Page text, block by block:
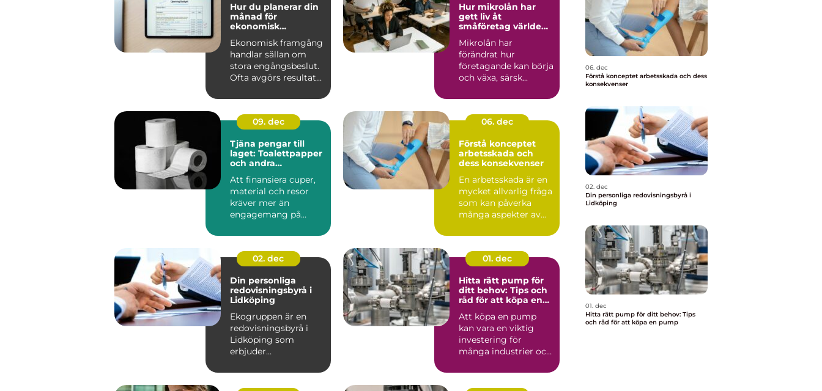
Hur du planerar din
månad för
ekonomisk
Ekonomisk framgång
handlar sällan om
stora engångsbeslut.
Ofta avgörs resultat...
Hur mikrolån har
gett liv åt
småföretag världen
Mikrolån har
förändrat hur
företagande kan börja
och växa, särsk...
09. dec
Tjäna pengar till
laget: Toalettpapper
och andra
Att finansiera cuper,
material och resor
kräver mer än
engagemang på
06. dec
Förstå konceptet
arbetsskada och
dess konsekvenser
En arbetsskada är en
mycket allvarlig fråga
som kan påverka
många aspekter av...
02. dec
Din personliga
redovisningsbyrå i
Lidköping
Ekogruppen är en
redovisningsbyrå i
Lidköping som
erbjuder
01. dec
Hitta rätt pump för
ditt behov: Tips och
råd för att köpa en
Att köpa en pump
kan vara en viktig
investering för
många industrier och
06. dec
Förstå konceptet arbetsskada och dess
konsekvenser
02. dec
Din personliga redovisningsbyrå i
Lidköping
01. dec
Hitta rätt pump för ditt behov: Tips
och råd för att köpa en pump